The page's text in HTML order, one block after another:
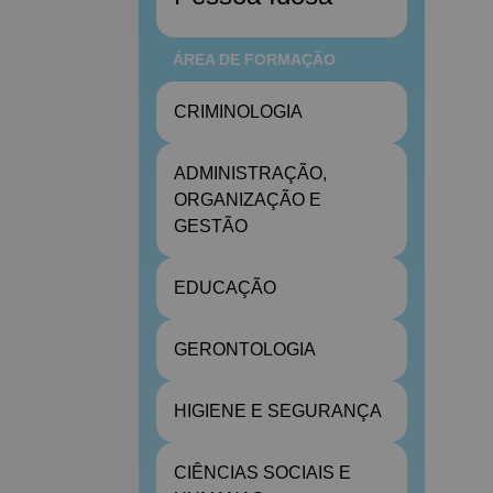
ÁREA DE FORMAÇÃO
CRIMINOLOGIA
ADMINISTRAÇÃO,
ORGANIZAÇÃO E
GESTÃO
EDUCAÇÃO
GERONTOLOGIA
HIGIENE E SEGURANÇA
CIÊNCIAS SOCIAIS E